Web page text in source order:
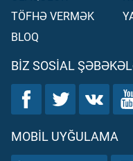
TÖFHƏ VERMƏK
BLOQ
BIZ SOSIAL
MOBIL UYĞULAMA